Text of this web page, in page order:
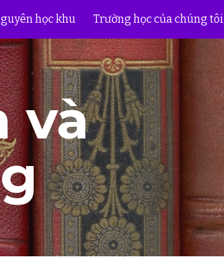
điều hướng
học khu Trường học của chúng tôi
và